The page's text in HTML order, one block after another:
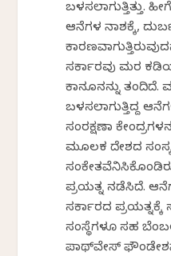
ಬಳಸಲಾಗುತ್ತಿತ್ತು.
ಆನೆಗಳ ನಾಶಕ್ಕೆ,
ಸರ್ಕಾರವು ಮರ
ಕಾನೂನನ್ನು
ಬಳಸಲಾಗುತ್ತಿದ್ದ
ಸಂರಕ್ಷಣಾ
ಮೂಲಕ ದೇಶದ
ಪ್ರಯತ್ನ ನಡೆಸಿದೆ.
ಸರ್ಕಾರದ ಪ್ರಯತ್ನಕ್ಕೆ
ಸಂಸ್ಥೆಗಳೂ ಸಹ
ಪಾಥ್‌ವೇಸ್